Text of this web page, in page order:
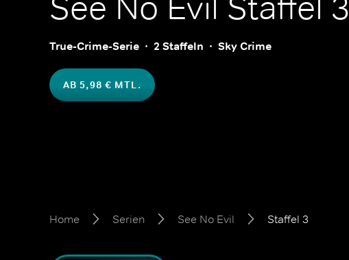
See No Evil Staffel 3
True-Crime-Serie 2 Staffeln Sky Crime
AB 5,98 € MTL.
Home Serien See No Evil Staffel 3